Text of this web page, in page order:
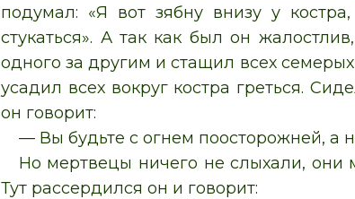
подумал: «Я вот зябну внизу у
стукаться». А так как был он
одного за другим и стащил всех
усадил всех вокруг костра греться.
он говорит:
— Вы будьте с огнем поосторожней, а
Но мертвецы ничего не слыхали, они
Тут рассердился он и говорит: